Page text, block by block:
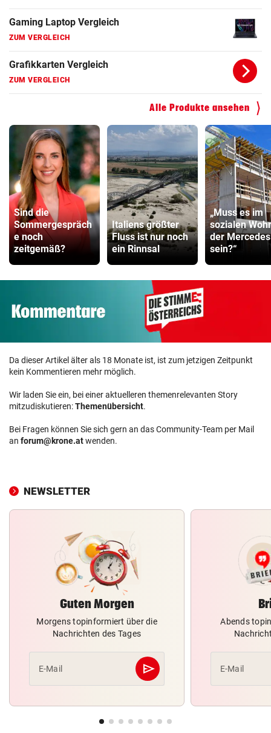
Gaming Laptop Vergleich
ZUM VERGLEICH
Grafikkarten Vergleich
ZUM VERGLEICH
Alle Produkte ansehen
Sind die
Sommergespräch
e noch
zeitgemäß?
Italiens größter
Fluss ist nur noch
ein Rinnsal
„Muss es im
sozialen
der Mercedes
sein?“
Da dieser Artikel älter als 18 Monate ist, ist zum jetzigen Zeitpunkt
kein Kommentieren mehr möglich.
Wir laden Sie ein, bei einer aktuelleren themenrelevanten Story
mitzudiskutieren:Themenübersicht.
Bei Fragen können Sie sich gern an das Community-Team per Mail
an forum@krone.atwenden.
NEWSLETTER
Guten Morgen
Morgens topinformiert über die
Nachrichten des Tages
E-Mail send
Abschicken
Abends
E-Mail